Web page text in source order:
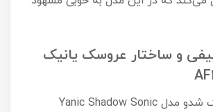
و ساختار عروسک یانیک
در تولید عروسک شدو مدل Yanic Shadow Sonic